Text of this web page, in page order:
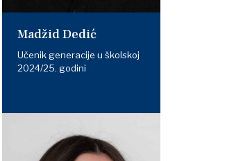
Madžid Dedić
Učenik generacije u školskoj
2024/25. godini